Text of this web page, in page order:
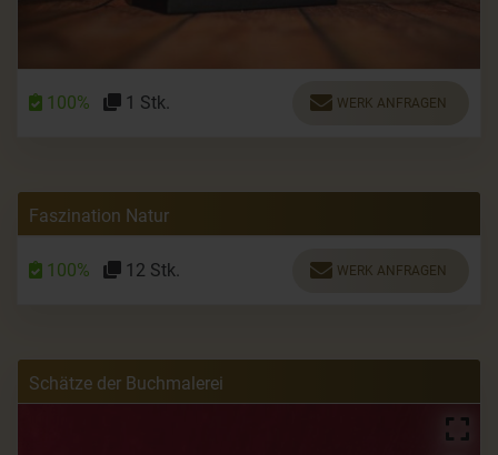
100% 1 Stk. WERK ANFRAGEN
Faszination Natur
100% 12 Stk. WERK ANFRAGEN
Schätze der Buchmalerei